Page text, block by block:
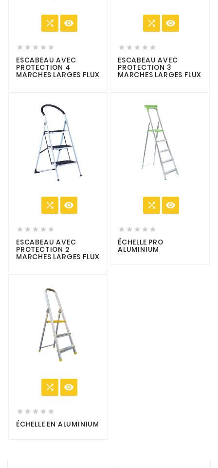
 
    
ESCABEAU AVEC
PROTECTION 4
MARCHES LARGES FLUX
 
    
ESCABEAU AVEC
PROTECTION 3
MARCHES LARGES FLUX
 
    
ESCABEAU AVEC
PROTECTION 2
MARCHES LARGES FLUX
 
    
ÉCHELLE PRO
ALUMINIUM
 
    
ÉCHELLE EN ALUMINIUM